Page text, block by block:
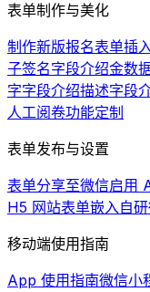
表单制作与美化
制作新版报名表单插
子签名字段介绍金数
字字段介绍描述字段
人工阅卷功能定制
表单发布与设置
表单分享至微信启用
H5 网站表单嵌入自
移动端使用指南
App 使用指南微信小